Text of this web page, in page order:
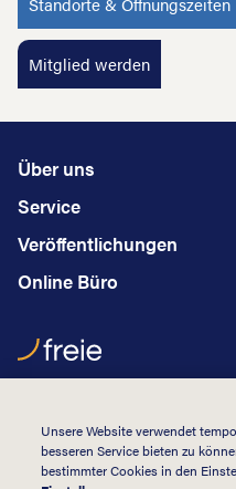
Mitglied werden
Über uns
Service
Veröffentlichungen
Online Büro
B - 4760 Büllingen
+32 (0)80 64 05 15
Unsere Website verwendet
besseren Service bieten zu
bestimmter Cookies in den